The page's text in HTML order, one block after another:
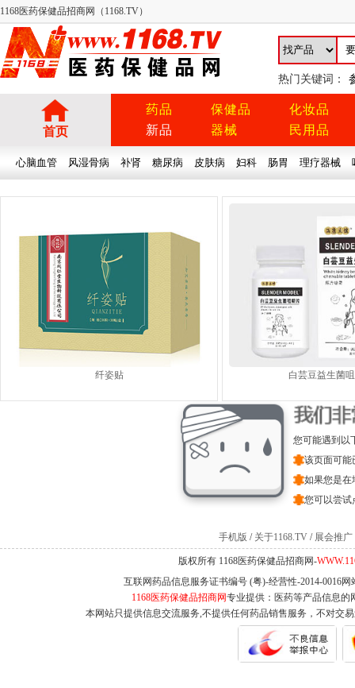
1168医药保健品招商网（1168.TV）
热门关键词：
首页
药品
新品
保健品
器械
化妆品
民用品
心脑血管 风湿骨病 补肾 糖尿病 皮肤病 妇科 肠胃 理疗器械
纤姿贴 白芸豆益生菌
您可能遇到以
该页面可能
如果您是在
您可以尝试
手机版 / 关于1168.TV / 展会推广
版权所有 1168医药保健品招商网-
互联网药品信息服务证书编号 (粤)-经营性-2014-0016
1168医药保健品招商网专业提供：医药等产品信息的
本网站只提供信息交流服务,不提供任何药品销售服务，不对交